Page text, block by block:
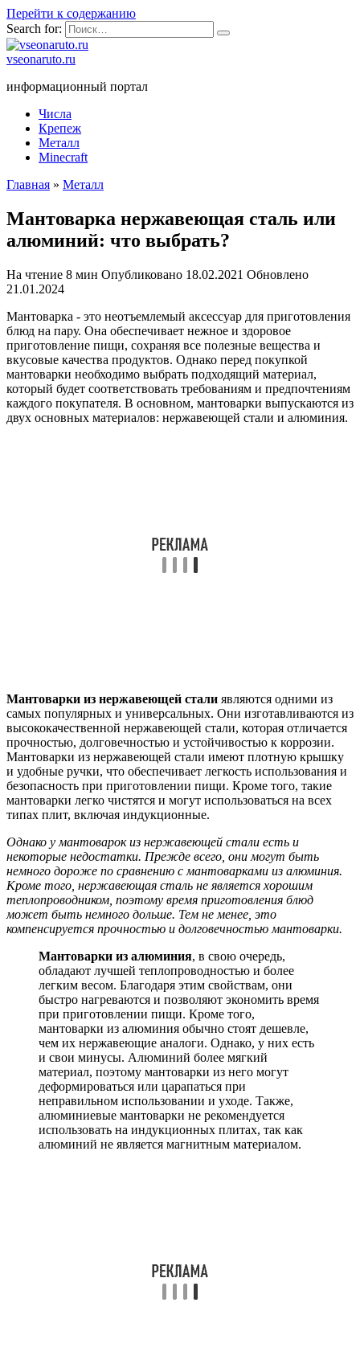
Перейти к содержанию
Search for:
vseonaruto.ru
информационный портал
Числа
Крепеж
Металл
Minecraft
Главная » Металл
Мантоварка нержавеющая сталь или
алюминий: что выбрать?
На чтение 8 мин Опубликовано 18.02.2021 Обновлено
21.01.2024
Мантоварка - это неотъемлемый аксессуар для приготовления
блюд на пару. Она обеспечивает нежное и здоровое
приготовление пищи, сохраняя все полезные вещества и
вкусовые качества продуктов. Однако перед покупкой
мантоварки необходимо выбрать подходящий материал,
который будет соответствовать требованиям и предпочтениям
каждого покупателя. В основном, мантоварки выпускаются из
двух основных материалов: нержавеющей стали и алюминия.
Мантоварки из нержавеющей стали являются одними из
самых популярных и универсальных. Они изготавливаются из
высококачественной нержавеющей стали, которая отличается
прочностью, долговечностью и устойчивостью к коррозии.
Мантоварки из нержавеющей стали имеют плотную крышку
и удобные ручки, что обеспечивает легкость использования и
безопасность при приготовлении пищи. Кроме того, такие
мантоварки легко чистятся и могут использоваться на всех
типах плит, включая индукционные.
Однако у мантоварок из нержавеющей стали есть и
некоторые недостатки. Прежде всего, они могут быть
немного дороже по сравнению с мантоварками из алюминия.
Кроме того, нержавеющая сталь не является хорошим
теплопроводником, поэтому время приготовления блюд
может быть немного дольше. Тем не менее, это
компенсируется прочностью и долговечностью мантоварки.
Мантоварки из алюминия, в свою очередь,
обладают лучшей теплопроводностью и более
легким весом. Благодаря этим свойствам, они
быстро нагреваются и позволяют экономить время
при приготовлении пищи. Кроме того,
мантоварки из алюминия обычно стоят дешевле,
чем их нержавеющие аналоги. Однако, у них есть
и свои минусы. Алюминий более мягкий
материал, поэтому мантоварки из него могут
деформироваться или царапаться при
неправильном использовании и уходе. Также,
алюминиевые мантоварки не рекомендуется
использовать на индукционных плитах, так как
алюминий не является магнитным материалом.